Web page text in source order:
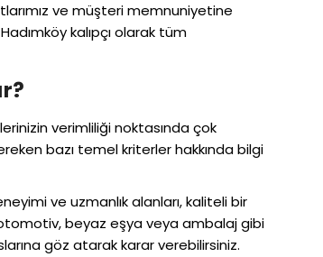
ve müşteri memnuniyetine
kalıpçı olarak tüm
verimliliği noktasında çok
bazı temel kriterler hakkında bilgi
ve uzmanlık alanları, kaliteli bir
beyaz eşya veya ambalaj gibi
göz atarak karar verebilirsiniz.